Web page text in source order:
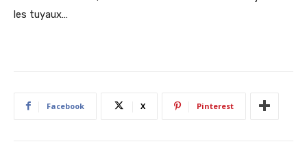
les tuyaux…
Facebook X Pinterest